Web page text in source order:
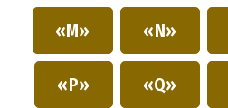
«M» «N»
«P» «Q»